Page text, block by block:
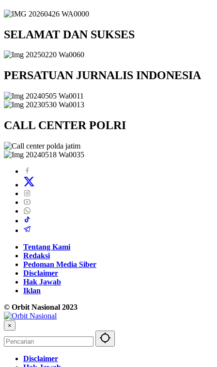
SELAMAT DAN SUKSES
PERSATUAN JURNALIS INDONESIA
CALL CENTER POLRI
Tentang Kami
Redaksi
Pedoman Media Siber
Disclaimer
Hak Jawab
Iklan
© Orbit Nasional 2023
×
Disclaimer